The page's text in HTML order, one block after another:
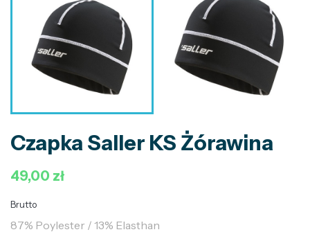
Czapka Saller KS Żórawina
49,00 zł
Brutto
87% Poylester / 13% Elasthan